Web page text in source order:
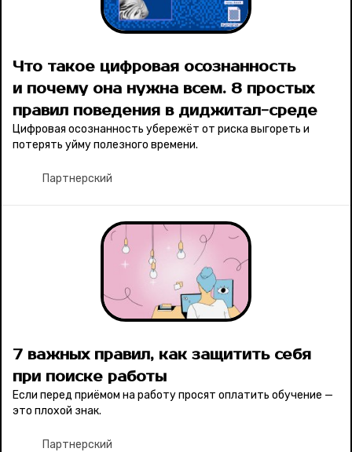
Что такое цифровая осознанность
и почему она нужна всем. 8 простых
правил поведения в диджитал-среде
Цифровая осознанность убережёт от риска выгореть и
потерять уйму полезного времени.
Партнерский
7 важных правил, как защитить себя
при поиске работы
Если перед приёмом на работу просят оплатить обучение —
это плохой знак.
Партнерский